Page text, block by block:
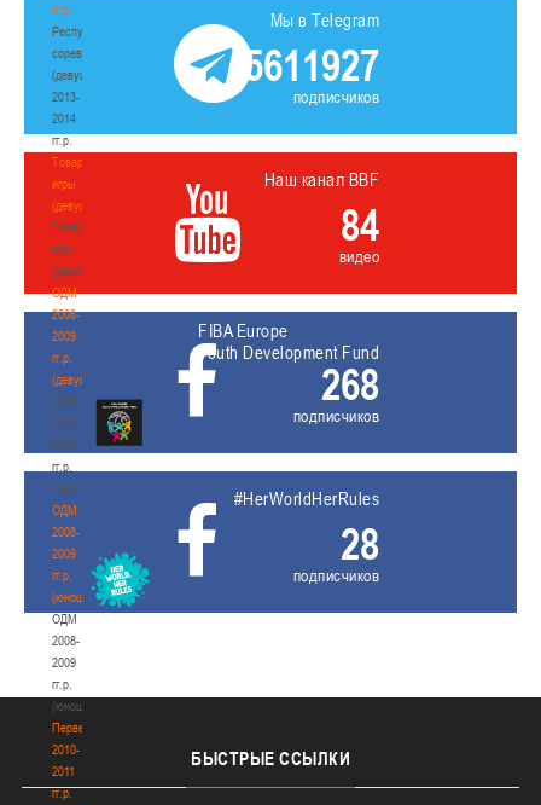
гг.р.
Республиканские
соревнования
(девушки)
2013-
2014
гг.р.
Товарищеские
игры
(девушки)
Товарищеские
игры
(девушки)
ОДМ
2008-
2009
гг.р.
(девушки)
ОДМ
2008-
2009
гг.р.
(девушки)
ОДМ
2008-
2009
гг.р.
(юноши)
ОДМ
2008-
2009
гг.р.
(юноши)
Первенство
2010-
2011
гг.р.
Мы в Telegram
5611927
подписчиков
Наш канал BBF
84
видео
FIBA Europe
Youth Development Fund
268
подписчиков
#HerWorldHerRules
28
подписчиков
БЫСТРЫЕ ССЫЛКИ